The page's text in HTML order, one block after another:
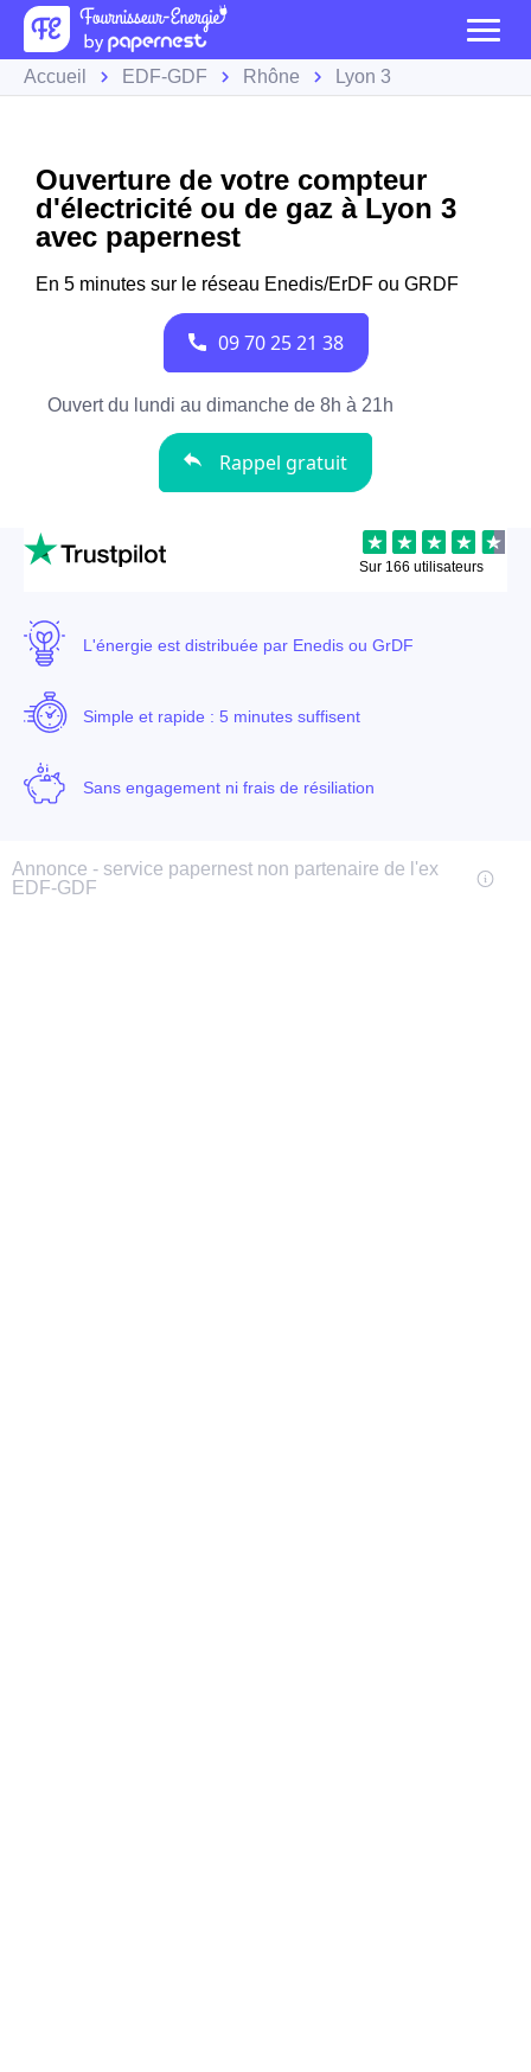
Accueil EDF-GDF Rhône Lyon 3